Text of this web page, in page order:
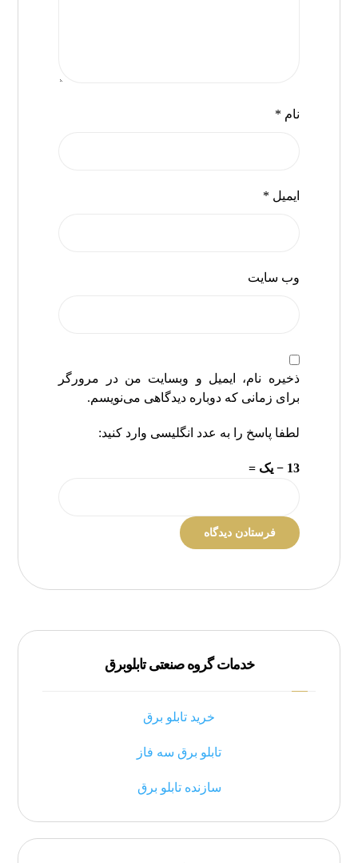
نام *
ایمیل *
وب‌ سایت
ذخیره نام، ایمیل و وبسایت من در مرورگر
برای زمانی که دوباره دیدگاهی می‌نویسم.
لطفا پاسخ را به عدد انگلیسی وارد کنید:
13 − یک =
خدمات گروه صنعتی تابلوبرق
خرید تابلو برق
تابلو برق سه فاز
سازنده تابلو برق